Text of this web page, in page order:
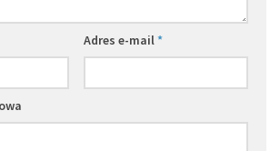
Adres e-mail*